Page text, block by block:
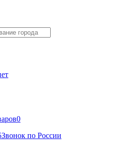
0
Звонок по России